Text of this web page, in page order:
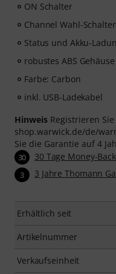
ON Schalter
Channel Wahl-Schalter
Status und Akku-
robustes ABS Gehäuse
Farbe: Carbon
inkl. USB-Ladekabel
Hinweis Registrieren
shop.warwick.de/de/
Sie die Garantie auf 4
30 30 Tage Money-
3 3 Jahre Thomann
Erhältlich seit
Artikelnummer
Verkaufseinheit